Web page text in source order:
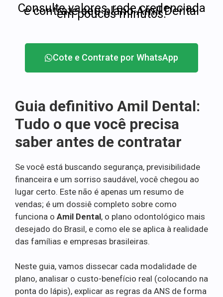
Consulte valores, rede credenciada
e contrate seu plano Amil Dental
em poucos minutos.
Cote e Contrate por WhatsApp
Guia definitivo Amil Dental:
Tudo o que você precisa
saber antes de contratar
Se você está buscando segurança, previsibilidade
financeira e um sorriso saudável, você chegou ao
lugar certo. Este não é apenas um resumo de
vendas; é um dossiê completo sobre como
funciona o Amil Dental, o plano odontológico mais
desejado do Brasil, e como ele se aplica à realidade
das famílias e empresas brasileiras.
Neste guia, vamos dissecar cada modalidade de
plano, analisar o custo-benefício real (colocando na
ponta do lápis), explicar as regras da ANS de forma